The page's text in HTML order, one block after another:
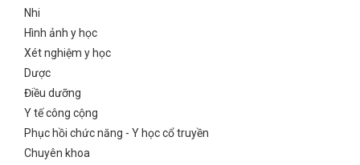
Nhi
Hình ảnh y học
Xét nghiệm y học
Dược
Điều dưỡng
Y tế công cộng
Phục hồi chức năng - Y học cổ truyền
Chuyên khoa